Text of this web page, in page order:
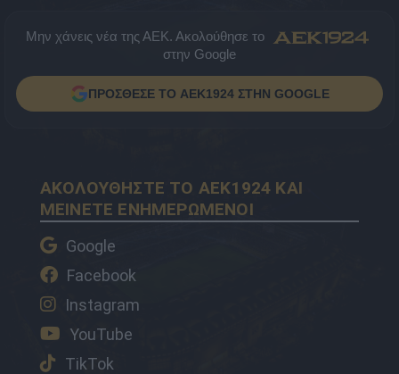
Μην χάνεις νέα της ΑΕΚ. Ακολούθησε το
στην Google
ΠΡΟΣΘΕΣΕ ΤΟ AEK1924 ΣΤΗΝ GOOGLE
ΑΚΟΛΟΥΘΗΣΤΕ ΤΟ AEK1924 ΚΑΙ
ΜΕΙΝΕΤΕ ΕΝΗΜΕΡΩΜΕΝΟΙ
Google
Facebook
Instagram
YouTube
TikTok